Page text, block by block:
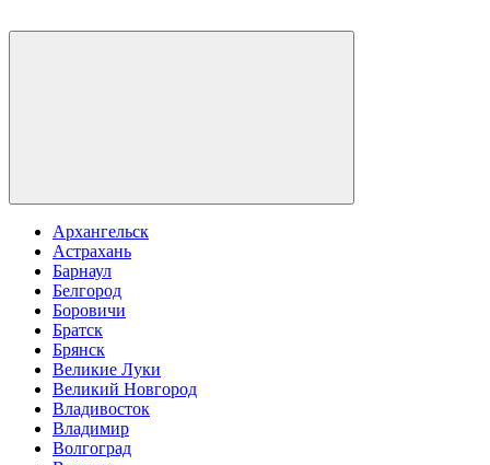
Архангельск
Астрахань
Барнаул
Белгород
Боровичи
Братск
Брянск
Великие Луки
Великий Новгород
Владивосток
Владимир
Волгоград